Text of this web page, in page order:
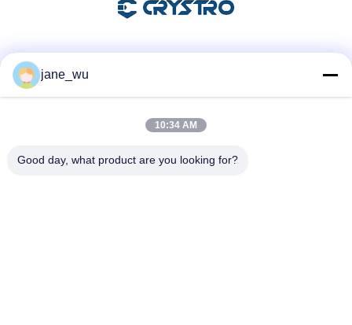
jane_wu
10:34 AM
Good day, what product are you looking for?